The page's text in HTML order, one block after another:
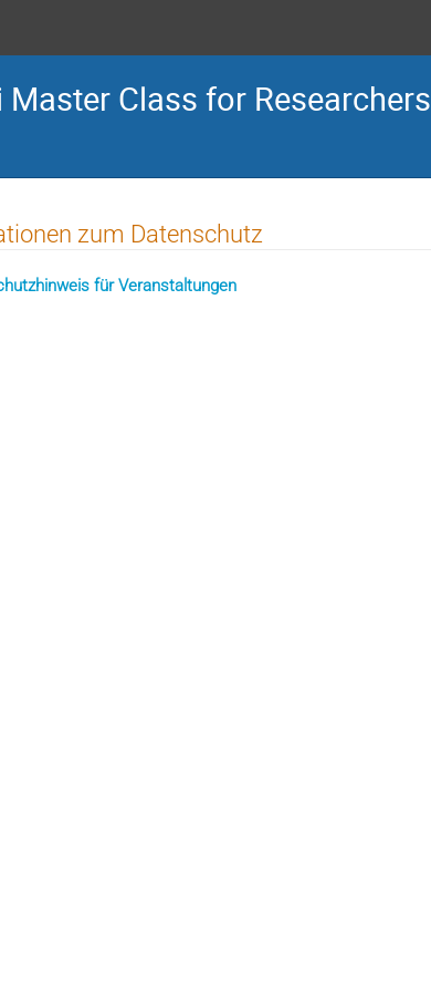
Master Class for Researchers
zum Datenschutz
für Veranstaltungen